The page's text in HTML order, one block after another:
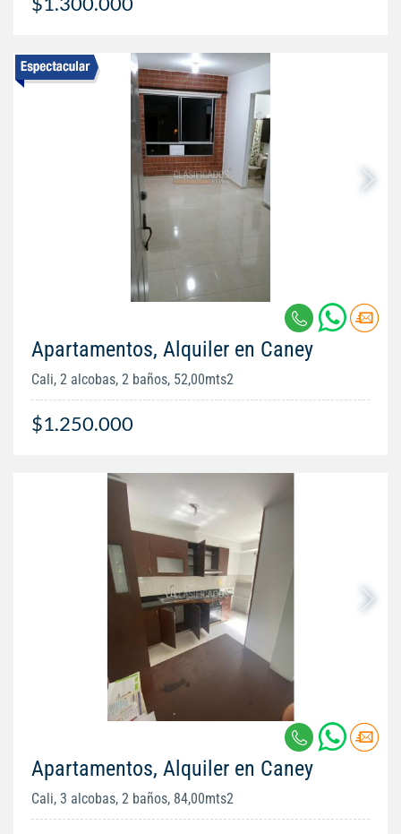
Apartamentos, Alquiler en Caney
Cali, 2 alcobas, 2 baños, 52,00mts2
$1.250.000
Apartamentos, Alquiler en Caney
Cali, 3 alcobas, 2 baños, 84,00mts2